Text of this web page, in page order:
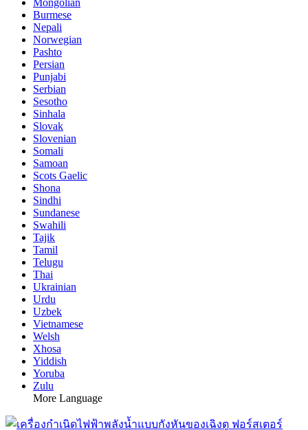
Mongolian
Burmese
Nepali
Norwegian
Pashto
Persian
Punjabi
Serbian
Sesotho
Sinhala
Slovak
Slovenian
Somali
Samoan
Scots Gaelic
Shona
Sindhi
Sundanese
Swahili
Tajik
Tamil
Telugu
Thai
Ukrainian
Urdu
Uzbek
Vietnamese
Welsh
Xhosa
Yiddish
Yoruba
Zulu
More Language